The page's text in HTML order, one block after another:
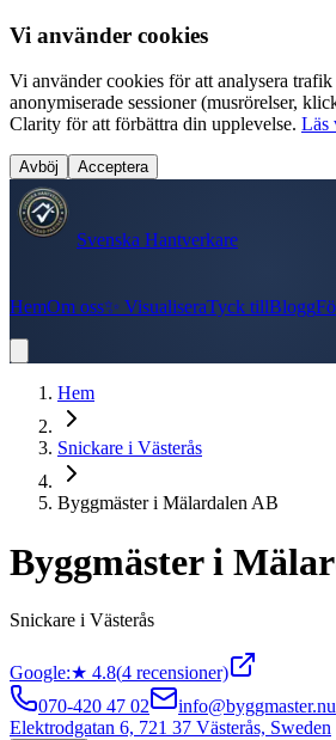
Vi använder cookies
Vi använder cookies för att analysera
anonymiserade sessioner (musrörelser,
Clarity för att förbättra din upplevelse. Läs
Avböj Acceptera
Svenska Hantverkare
HemOm oss✨ VisualiseraTyck tillBlogg
Hem
Snickare i Västerås
Byggmäster i Mälardalen AB
Byggmäster i
Snickare i Västerås
Google:★ 4.8(4 recensioner)
070-420 47 02
info@byggmaster.nu
Elektrodgatan 6, 721 37 Västerås, Sweden